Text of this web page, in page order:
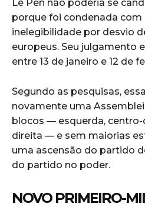
Le Pen não poderia se
porque foi condenada com
inelegibilidade por desvio
europeus. Seu julgamento
entre 13 de janeiro e 12 de
Segundo as pesquisas,
novamente uma
blocos — esquerda,
direita — e sem maiorias
uma ascensão do partido
do partido no poder.
NOVO PRIMEIRO-